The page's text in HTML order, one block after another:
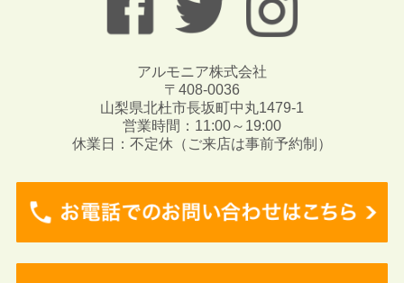
アルモニア株式会社
〒408-0036
山梨県北杜市長坂町中丸1479-1
営業時間：11:00～19:00
休業日：不定休（ご来店は事前予約制）